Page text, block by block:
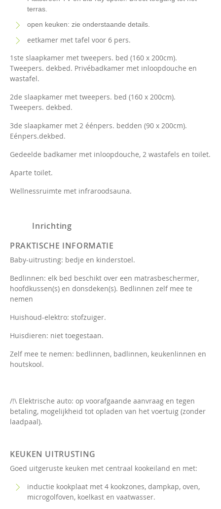
terras.
open keuken: zie onderstaande details.
eetkamer met tafel voor 6 pers.
1ste slaapkamer met tweepers. bed (160 x 200cm).
Tweepers. dekbed. Privébadkamer met inloopdouche en
wastafel.
2de slaapkamer met tweepers. bed (160 x 200cm).
Tweepers. dekbed.
3de slaapkamer met 2 éénpers. bedden (90 x 200cm).
Eénpers.dekbed.
Gedeelde badkamer met inloopdouche, 2 wastafels en toilet.
Aparte toilet.
Wellnessruimte met infraroodsauna.
Inrichting
PRAKTISCHE INFORMATIE
Baby-uitrusting: bedje en kinderstoel.
Bedlinnen: elk bed beschikt over een matrasbeschermer,
hoofdkussen(s) en donsdeken(s). Bedlinnen zelf mee te
nemen
Huishoud-elektro: stofzuiger.
Huisdieren: niet toegestaan.
Zelf mee te nemen: bedlinnen, badlinnen, keukenlinnen en
houtskool.
/!\ Elektrische auto: op voorafgaande aanvraag en tegen
betaling, mogelijkheid tot opladen van het voertuig (zonder
laadpaal).
KEUKEN UITRUSTING
Goed uitgeruste keuken met centraal kookeiland en met:
inductie kookplaat met 4 kookzones, dampkap, oven,
microgolfoven, koelkast en vaatwasser.